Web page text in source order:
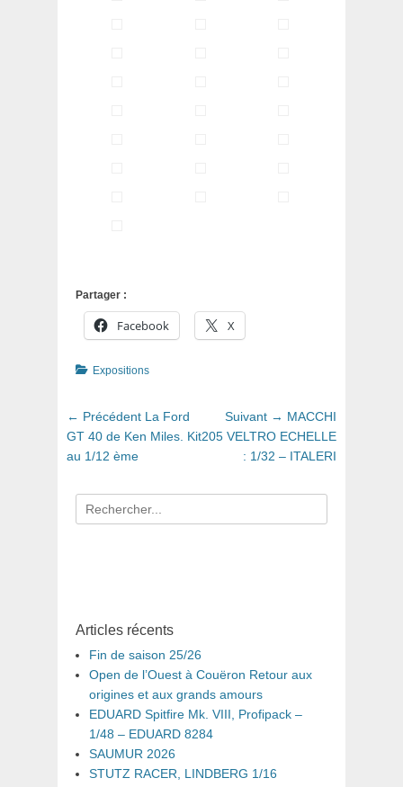
Partager :
Facebook X
Catégories
Expositions
Navigation
de
l’article
← Précédent Article
précédent
La Ford
GT 40 de Ken Miles. Kit
au 1/12 ème
Suivant → Article
suivant
MACCHI
205 VELTRO ECHELLE
: 1/32 – ITALERI
Recherche
pour
Articles récents
Fin de saison 25/26
Open de l’Ouest à Couëron Retour aux
origines et aux grands amours
EDUARD Spitfire Mk. VIII, Profipack –
1/48 – EDUARD 8284
SAUMUR 2026
STUTZ RACER, LINDBERG 1/16